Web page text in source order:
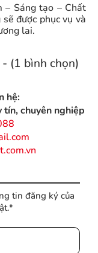
– Sáng tạo – Chất
được phục vụ và
lai.
(1 bình chọn)
hệ:
tín, chuyên nghiệp
tin đăng ký của